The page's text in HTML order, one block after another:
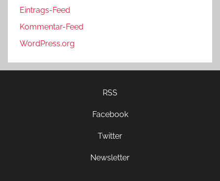
Eintrags-Feed
Kommentar-Feed
WordPress.org
RSS
Facebook
Twitter
Newsletter